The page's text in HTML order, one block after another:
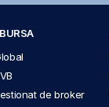
de broker